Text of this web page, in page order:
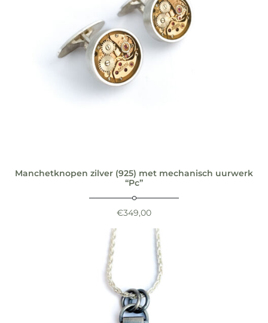
Manchetknopen zilver (925) met mechanisch uurwerk
“Pc”
€349,00